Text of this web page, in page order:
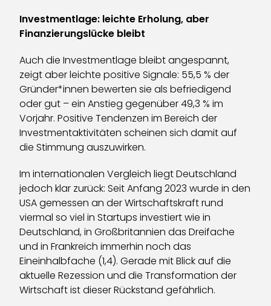
Investmentlage: leichte Erholung, aber
Finanzierungslücke bleibt
Auch die Investmentlage bleibt angespannt,
zeigt aber leichte positive Signale: 55,5 % der
Gründer*innen bewerten sie als befriedigend
oder gut – ein Anstieg gegenüber 49,3 % im
Vorjahr. Positive Tendenzen im Bereich der
Investmentaktivitäten scheinen sich damit auf
die Stimmung auszuwirken.
Im internationalen Vergleich liegt Deutschland
jedoch klar zurück: Seit Anfang 2023 wurde in den
USA gemessen an der Wirtschaftskraft rund
viermal so viel in Startups investiert wie in
Deutschland, in Großbritannien das Dreifache
und in Frankreich immerhin noch das
Eineinhalbfache (1,4). Gerade mit Blick auf die
aktuelle Rezession und die Transformation der
Wirtschaft ist dieser Rückstand gefährlich.